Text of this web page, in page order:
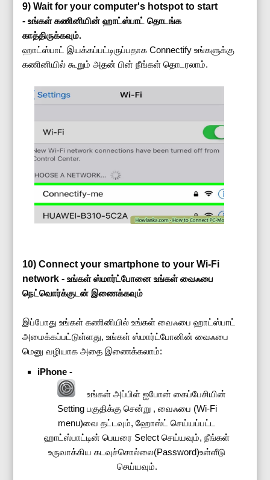
9) Wait for your computer's hotspot to start
-உங்கள் கணினியின் ஹாட்ஸ்பாட் தொடங்க
காத்திருக்கவும்.
ஹாட்ஸ்பாட் இயக்கப்பட்டிருப்பதாக Connectify உங்களுக்கு
கணினியில் கூறும் அதன் பின் நீங்கள் தொடரலாம்.
10) Connect your smartphone to your Wi-Fi
network -உங்கள் ஸ்மார்ட்போனை உங்கள் வைஃபை
நெட்வொர்க்குடன் இணைக்கவும்
இப்போது உங்கள் கணினியில் உங்கள் வைஃபை ஹாட்ஸ்பாட்
அமைக்கப்பட்டுள்ளது, உங்கள் ஸ்மார்ட்போனின் வைஃபை
மெனு வழியாக அதை இணைக்கலாம்:
iPhone -
உங்கள் அப்பிள் ஐபோன் கைப்பேசியின்
Setting பகுதிக்கு சென்று , வைஃபை (Wi-Fi
menu)வை தட்டவும், ஹோஸ்ட் செய்யப்பட்ட
ஹாட்ஸ்பாட்டின் பெயரை Select செய்யவும், நீங்கள்
உருவாக்கிய கடவுச்சொல்லை(Password)உள்ளீடு
செய்யவும்.